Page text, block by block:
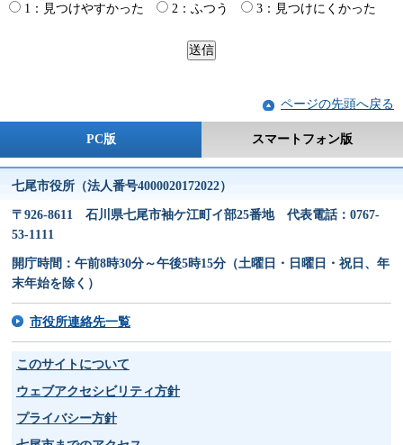
1：見つけやすかった
2：ふつう 3：見つけにくかった
ページの先頭へ戻る
PC版 スマートフォン版
七尾市役所（法人番号4000020172022）
〒926-8611 石川県七尾市袖ケ江町イ部25番地 代表電話：0767-
53-1111
開庁時間：午前8時30分～午後5時15分（土曜日・日曜日・祝日、年
末年始を除く）
市役所連絡先一覧
このサイトについて
ウェブアクセシビリティ方針
プライバシー方針